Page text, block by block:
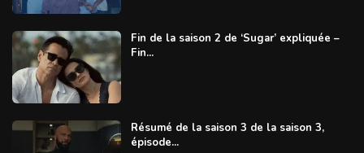
Fin de la saison 2 de ‘Sugar’ expliquée –
Fin...
Résumé de la saison 3 de la saison 3,
épisode...